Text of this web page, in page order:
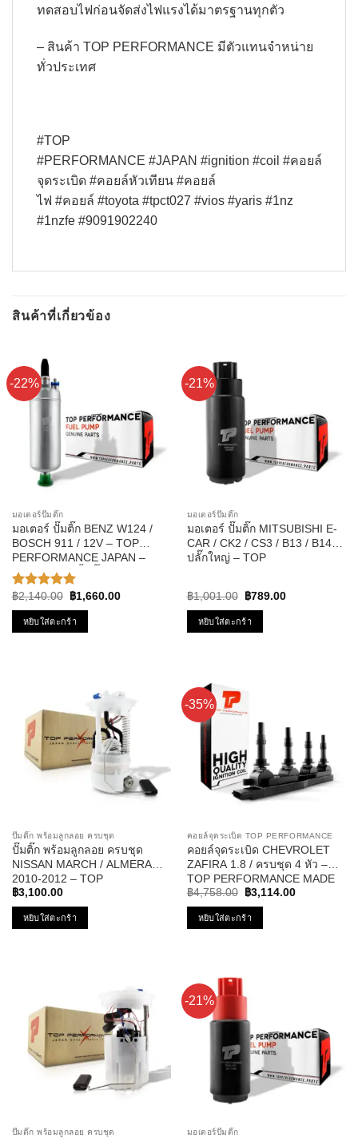
ทดสอบไฟก่อนจัดส่งไฟแรงได้มาตรฐานทุกตัว
– สินค้า TOP PERFORMANCE มีตัวแทนจำหน่าย
ทั่วประเทศ
#TOP
#PERFORMANCE #JAPAN #ignition #coil #คอยล์
จุดระเบิด #คอยล์หัวเทียน #คอยล์
ไฟ #คอยล์ #toyota #tpct027 #vios #yaris #1nz
#1nzfe #9091902240
สินค้าที่เกี่ยวข้อง
-22%
มอเตอร์ปั๊มติ๊ก
มอเตอร์ ปั๊มติ๊ก BENZ W124 /
BOSCH 911 / 12V – TOP
PERFORMANCE JAPAN –
TPFB-301 – ปั้มติ๊ก ในถัง เบนซ์
บอส นอกถัง
ให้คะแนน
5.00ตั้งแต่
1-5
คะแนน
฿2,140.00
Original
price
was:
฿2,140.00.
฿1,660.00Current
หยิบใส่ตะกร้า
-21%
มอเตอร์ปั๊มติ๊ก
มอเตอร์ ปั๊มติ๊ก MITSUBISHI E-
CAR / CK2 / CS3 / B13 / B14
ปลั๊กใหญ่ – TOP
฿1,001.00
Original
was:
฿1,001.00.
฿789.00Current
หยิบใส่ตะกร้า
ปั๊มติ๊ก พร้อมลูกลอย ครบชุด
ปั๊มติ๊ก พร้อมลูกลอย ครบชุด
NISSAN MARCH / ALMERA
2010-2012 – TOP
PERFORMANCE JAPAN –
TPFN-963 – ปั้มติ๊ก มาร์ช อัลเม
ร่า
฿3,100.00
หยิบใส่ตะกร้า
-35%
คอยล์จุดระเบิด TOP PERFORMANCE
คอยล์จุดระเบิด CHEVROLET
ZAFIRA 1.8 / ครบชุด 4 หัว –
TOP PERFORMANCE MADE
IN JAPAN – TPCC-213 – คอยล์
หัวเทียน ซาฟิร่า
฿4,758.00
Original
was:
฿4,758.00.
฿3,114.00Current
หยิบใส่ตะกร้า
ปั๊มติ๊ก พร้อมลูกลอย ครบชุด
-21%
มอเตอร์ปั๊มติ๊ก